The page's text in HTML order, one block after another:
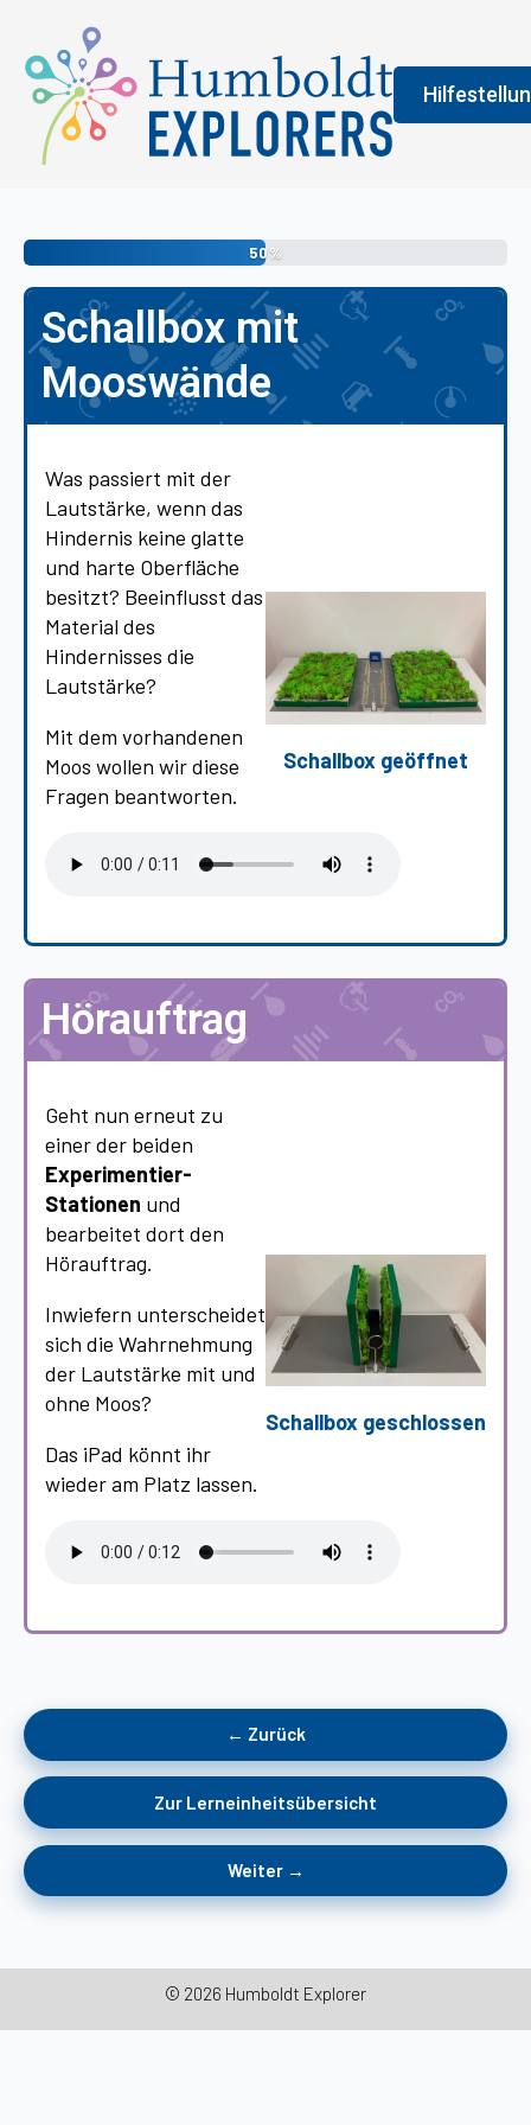
An der
erledigen
vermittelt
50%
Schallbox mit
Mooswände
Was passiert mit der
Lautstärke, wenn das
Hindernis keine glatte
und harte Oberfläche
besitzt? Beeinflusst das
Material des
Hindernisses die
Lautstärke?
Mit dem vorhandenen
Moos wollen wir diese
Fragen beantworten.
Schallbox geöffnet
Hörauftrag
Geht nun erneut zu
einer der beiden
Experimentier-
Stationen und
bearbeitet dort den
Hörauftrag.
Inwiefern unterscheidet
sich die Wahrnehmung
der Lautstärke mit und
ohne Moos?
Das iPad könnt ihr
wieder am Platz lassen.
Schallbox geschlossen
← Zurück
Zur Lerneinheitsübersicht
Weiter →
© 2026 Humboldt Explorer